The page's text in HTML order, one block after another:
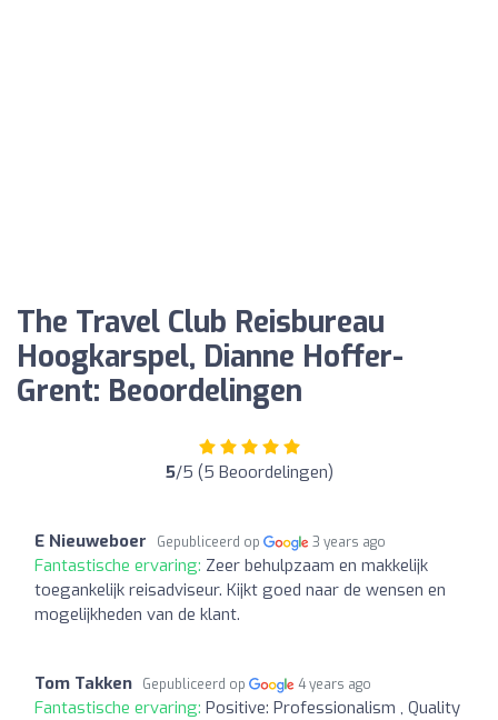
The Travel Club Reisbureau
Hoogkarspel, Dianne Hoffer-
Grent: Beoordelingen
5/5 (5 Beoordelingen)
E Nieuweboer Gepubliceerd op 3 years ago
Fantastische ervaring: Zeer behulpzaam en makkelijk
toegankelijk reisadviseur. Kijkt goed naar de wensen en
mogelijkheden van de klant.
Tom Takken Gepubliceerd op 4 years ago
Fantastische ervaring: Positive: Professionalism , Quality